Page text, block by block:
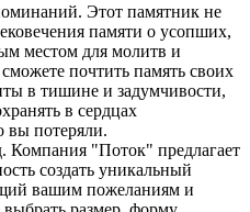
Этот памятник не
памяти о усопших,
местом для молитв и
почтить память своих
в тишине и задумчивости,
в сердцах
вы потеряли.
Компания "Поток" предлагает
создать уникальный
вашим пожеланиям и